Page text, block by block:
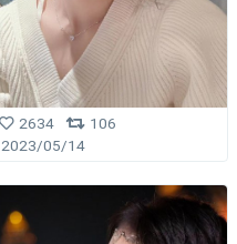
2634
106
2023/05/14